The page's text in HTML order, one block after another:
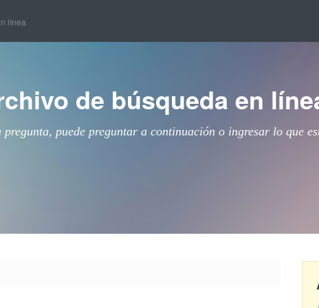
línea
de búsqueda en
pregunta, puede preguntar a continuación o ingresar lo que